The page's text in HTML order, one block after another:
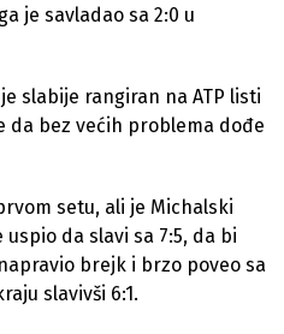
je savladao sa 2:0 u
slabije rangiran na ATP listi
da bez većih problema dođe
setu, ali je Michalski
da slavi sa 7:5, da bi
brejk i brzo poveo sa
slavivši 6:1.